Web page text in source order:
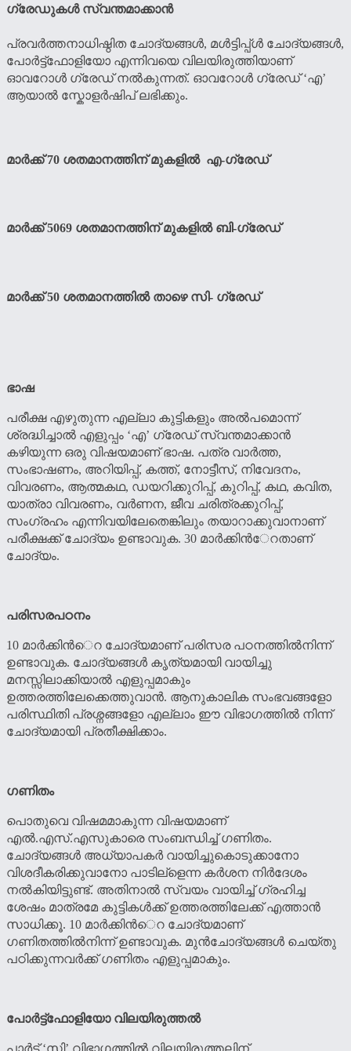
ഗ്രേഡുകള്‍ സ്വന്തമാക്കാന്‍
പ്രവര്‍ത്തനാധിഷ്ഠിത ചോദ്യങ്ങള്‍, മള്‍ട്ടിപ്പ്ള്‍ ചോദ്യങ്ങള്‍,
പോര്‍ട്ട്ഫോളിയോ എന്നിവയെ വിലയിരുത്തിയാണ്
ഓവറോള്‍ ഗ്രേഡ് നല്‍കുന്നത്. ഓവറോള്‍ ഗ്രേഡ് ‘എ’
ആയാല്‍ സ്കോളര്‍ഷിപ് ലഭിക്കും.
മാര്‍ക്ക് 70 ശതമാനത്തിന് മുകളില്‍ എ-ഗ്രേഡ്
മാര്‍ക്ക് 5069 ശതമാനത്തിന് മുകളില്‍ ബി-ഗ്രേഡ്
മാര്‍ക്ക് 50 ശതമാനത്തില്‍ താഴെ സി- ഗ്രേഡ്
ഭാഷ
പരീക്ഷ എഴുതുന്ന എല്ലാ കുട്ടികളും അല്‍പമൊന്ന്
ശ്രദ്ധിച്ചാല്‍ എളുപ്പം ‘എ’ ഗ്രേഡ് സ്വന്തമാക്കാന്‍
കഴിയുന്ന ഒരു വിഷയമാണ് ഭാഷ. പത്ര വാര്‍ത്ത,
സംഭാഷണം, അറിയിപ്പ്, കത്ത്, നോട്ടീസ്, നിവേദനം,
വിവരണം, ആത്മകഥ, ഡയറിക്കുറിപ്പ്, കുറിപ്പ്, കഥ, കവിത,
യാത്രാ വിവരണം, വര്‍ണന, ജീവ ചരിത്രക്കുറിപ്പ്,
സംഗ്രഹം എന്നിവയിലേതെങ്കിലും തയാറാക്കുവാനാണ്
പരീക്ഷക്ക് ചോദ്യം ഉണ്ടാവുക. 30 മാര്‍ക്കിന്‍േറതാണ്
ചോദ്യം.
പരിസരപഠനം
10 മാര്‍ക്കിന്‍െറ ചോദ്യമാണ് പരിസര പഠനത്തില്‍നിന്ന്
ഉണ്ടാവുക. ചോദ്യങ്ങള്‍ കൃത്യമായി വായിച്ചു
മനസ്സിലാക്കിയാല്‍ എളുപ്പമാകും
ഉത്തരത്തിലേക്കെത്തുവാന്‍. ആനുകാലിക സംഭവങ്ങളോ
പരിസ്ഥിതി പ്രശ്നങ്ങളോ എല്ലാം ഈ വിഭാഗത്തില്‍ നിന്ന്
ചോദ്യമായി പ്രതീക്ഷിക്കാം.
ഗണിതം
പൊതുവെ വിഷമമാകുന്ന വിഷയമാണ്
എല്‍.എസ്.എസുകാരെ സംബന്ധിച്ച് ഗണിതം.
ചോദ്യങ്ങള്‍ അധ്യാപകര്‍ വായിച്ചുകൊടുക്കാനോ
വിശദീകരിക്കുവാനോ പാടില്ളെന്ന കര്‍ശന നിര്‍ദേശം
നല്‍കിയിട്ടുണ്ട്. അതിനാല്‍ സ്വയം വായിച്ച് ഗ്രഹിച്ച
ശേഷം മാത്രമേ കുട്ടികള്‍ക്ക് ഉത്തരത്തിലേക്ക് എത്താന്‍
സാധിക്കൂ. 10 മാര്‍ക്കിന്‍െറ ചോദ്യമാണ്
ഗണിതത്തില്‍നിന്ന് ഉണ്ടാവുക. മുന്‍ചോദ്യങ്ങള്‍ ചെയ്തു
പഠിക്കുന്നവര്‍ക്ക് ഗണിതം എളുപ്പമാകും.
പോര്‍ട്ട്ഫോളിയോ വിലയിരുത്തല്‍